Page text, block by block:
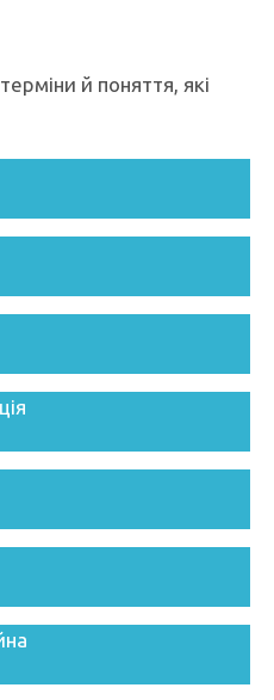
й поняття, які